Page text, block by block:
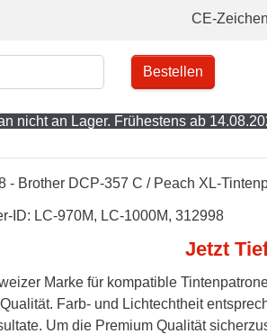
CE-Zeichen
Bestellen
nicht an Lager. Frühestens ab
- Brother DCP-357 C / Peach XL-
ID: LC-970M, LC-1000M, 312998
Jetzt
Marke für kompatible
Farb- und Lichtechtheit
Um die Premium Qualität